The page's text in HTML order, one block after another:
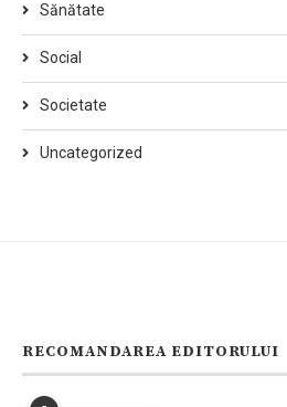
Sănătate
Social
Societate
Uncategorized
RECOMANDAREA EDITORULUI